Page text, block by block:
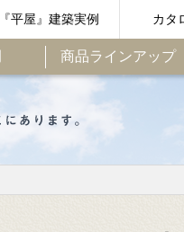
『平屋』建築実例 カタ
商品ラインアップ